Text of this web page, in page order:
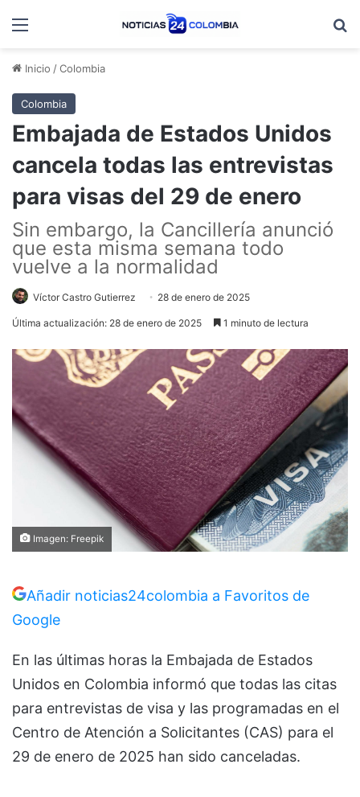
Menú
Inicio /Colombia
Colombia
Embajada de Estados Unidos
cancela todas las entrevistas
para visas del 29 de enero
Sin embargo, la Cancillería anunció
que esta misma semana todo
vuelve a la normalidad
Víctor Castro Gutierrez 28 de enero de 2025
Última actualización: 28 de enero de 2025 1 minuto de lectura
Imagen: Freepik
Añadir noticias24colombia a Favoritos de
Google
En las últimas horas la Embajada de Estados
Unidos en Colombia informó que todas las citas
para entrevistas de visa y las programadas en el
Centro de Atención a Solicitantes (CAS) para el
29 de enero de 2025 han sido canceladas.